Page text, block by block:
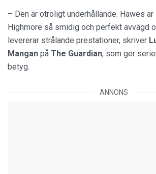
– Den är otroligt underhållande. Hawes är
Highmore så smidig och perfekt avvägd
levererar strålande prestationer, skriver
Mangan på The Guardian, som ger
betyg.
ANNONS